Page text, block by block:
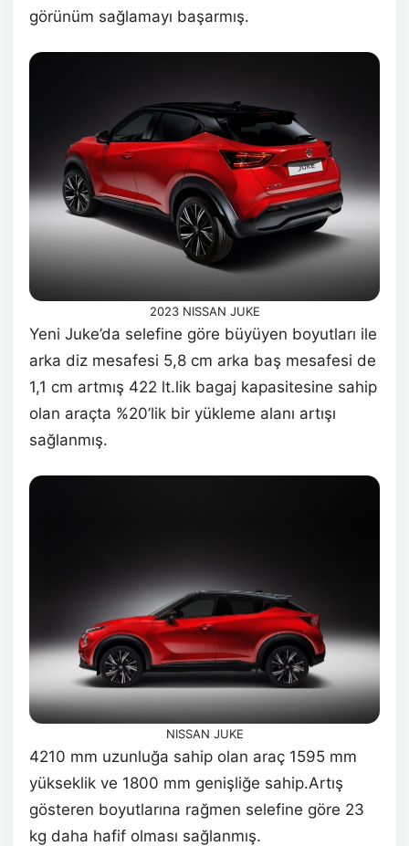
görünüm sağlamayı başarmış.
2023 NISSAN JUKE
Yeni Juke’da selefine göre büyüyen boyutları ile
arka diz mesafesi 5,8 cm arka baş mesafesi de
1,1 cm artmış 422 lt.lik bagaj kapasitesine sahip
olan araçta %20’lik bir yükleme alanı artışı
sağlanmış.
NISSAN JUKE
4210 mm uzunluğa sahip olan araç 1595 mm
yükseklik ve 1800 mm genişliğe sahip.Artış
gösteren boyutlarına rağmen selefine göre 23
kg daha hafif olması sağlanmış.